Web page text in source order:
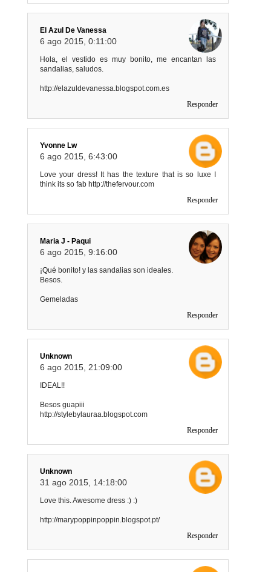
El Azul De Vanessa
6 ago 2015, 0:11:00
Hola, el vestido es muy bonito, me encantan las
sandalias, saludos.
http://elazuldevanessa.blogspot.com.es
Responder
Yvonne Lw
6 ago 2015, 6:43:00
Love your dress! It has the texture that is so luxe I
think its so fab http://thefervour.com
Responder
Maria J - Paqui
6 ago 2015, 9:16:00
¡Qué bonito! y las sandalias son ideales.
Besos.
Gemeladas
Responder
Unknown
6 ago 2015, 21:09:00
IDEAL!!
Besos guapiii
http://stylebylauraa.blogspot.com
Responder
Unknown
31 ago 2015, 14:18:00
Love this. Awesome dress :) :)
http://marypoppinpoppin.blogspot.pt/
Responder